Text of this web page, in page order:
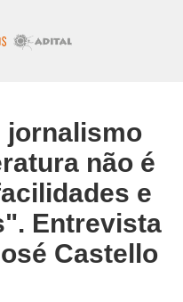
jornalismo
não é
e
Entrevista
Castello